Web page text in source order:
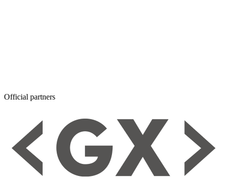
Official partners